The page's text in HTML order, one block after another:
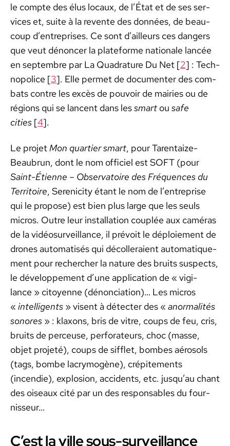
le compte des élus locaux, de l’État et de ses ser­
vices et, suite à la revente des don­nées, de beau­
coup d’entreprises. Ce sont d’ailleurs ces dan­gers
que veut dénon­cer la plate­forme nationale lancée
en sep­tem­bre par La Quad­ra­ture Du Net [2] : Tech­
nop­o­lice [3]. Elle per­met de doc­u­menter des com­
bats con­tre les excès de pou­voir de mairies ou de
régions qui se lan­cent dans lessmart ou safe
cities [4].
Le pro­jetMon quarti­er smart, pour Tarentaize-
Beaubrun, dont le nom offi­ciel est SOFT (pour
Saint-Éti­enne – Obser­va­toire des Fréquences du
Ter­ri­toire, Serenic­i­ty étant le nom de l’entreprise
qui le pro­pose) est bien plus large que les seuls
micros. Out­re leur instal­la­tion cou­plée aux caméras
de la vidéo­sur­veil­lance, il prévoit le déploiement de
drones automa­tisés qui décolleraient automa­tique­
ment pour rechercher la nature des bruits sus­pects,
le développe­ment d’une appli­ca­tion de « vig­i­
lance » citoyenne (dénon­ci­a­tion)… Les micros
« intel­li­gents » visent à détecter des « anor­mal­ités
sonores » : klax­ons, bris de vit­re, coups de feu, cris,
bruits de perceuse, per­fo­ra­teurs, choc (masse,
objet pro­jeté), coups de sif­flet, bombes aérosols
(tags, bombe lacry­mogène), crépite­ments
(incendie), explo­sion, acci­dents, etc. jusqu’au chant
des oiseaux cité par un des respon­s­ables du four­
nisseur…
C’est la ville sous-surveillance